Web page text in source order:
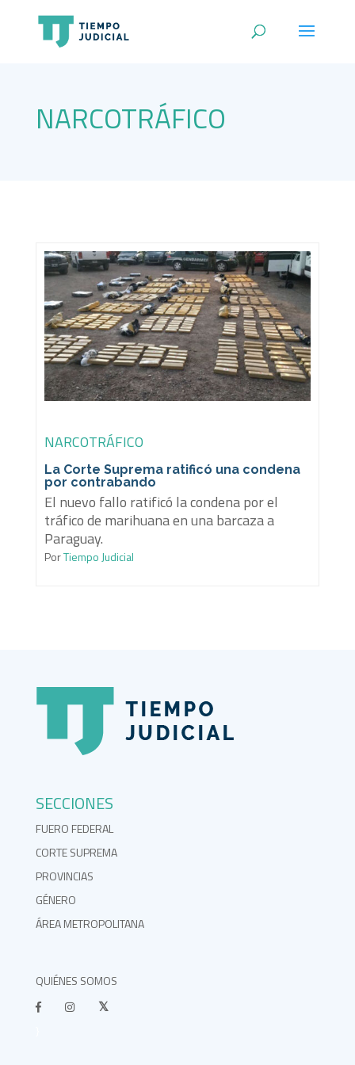
NARCOTRÁFICO
NARCOTRÁFICO
La Corte Suprema ratificó una condena
por contrabando
El nuevo fallo ratificó la condena por el
tráfico de marihuana en una barcaza a
Paraguay.
PorTiempo Judicial
SECCIONES
FUERO FEDERAL
CORTE SUPREMA
PROVINCIAS
GÉNERO
ÁREA METROPOLITANA
QUIÉNES SOMOS